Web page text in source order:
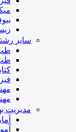
سایر
طب
مدیریت